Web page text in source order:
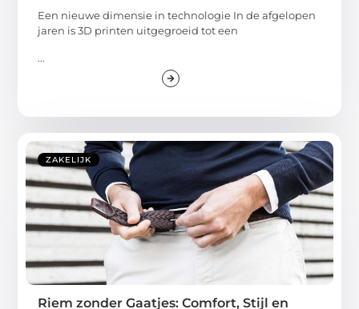
Een nieuwe dimensie in technologie In de afgelopen
jaren is 3D printen uitgegroeid tot een
...
ZAKELIJK
Riem zonder Gaatjes: Comfort, Stijl en